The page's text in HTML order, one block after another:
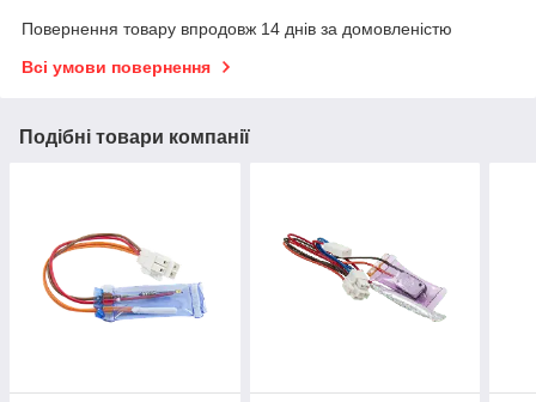
Повернення товару впродовж 14 днів за домовленістю
Всі умови повернення
Подібні товари компанії